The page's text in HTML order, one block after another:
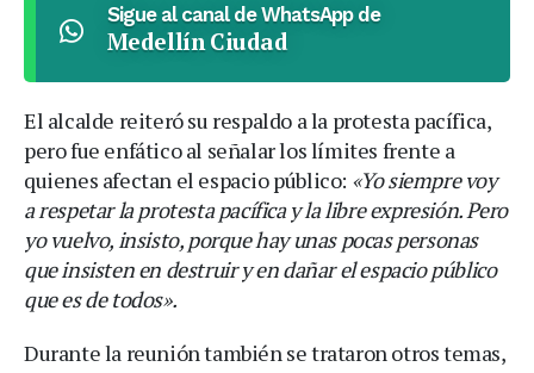
Sigue al canal de WhatsApp de
Medellín Ciudad
El alcalde reiteró su respaldo a la protesta pacífica,
pero fue enfático al señalar los límites frente a
quienes afectan el espacio público: «Yo siempre voy
a respetar la protesta pacífica y la libre expresión. Pero
yo vuelvo, insisto, porque hay unas pocas personas
que insisten en destruir y en dañar el espacio público
que es de todos».
Durante la reunión también se trataron otros temas,